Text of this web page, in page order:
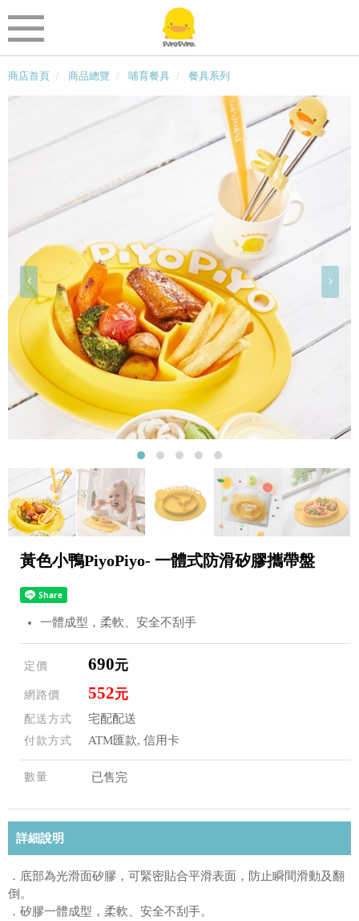
商店首頁 商品總覽 哺育餐具 餐具系列
黃色小鴨PiyoPiyo- 一體式防滑矽膠攜帶盤
一體成型，柔軟、安全不刮手
定價 690元
網路價 552元
配送方式 宅配配送
付款方式 ATM匯款, 信用卡
數量 已售完
詳細說明
．底部為光滑面矽膠，可緊密貼合平滑表面，防止瞬間滑動及翻
倒。
．矽膠一體成型，柔軟、安全不刮手。